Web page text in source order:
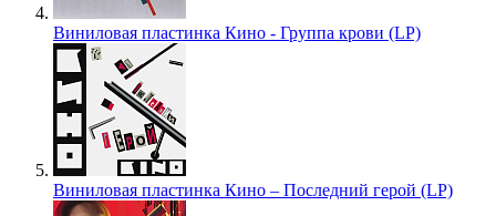
Виниловая пластинка Кино - Группа крови (LP)
Виниловая пластинка Кино – Последний герой (LP)